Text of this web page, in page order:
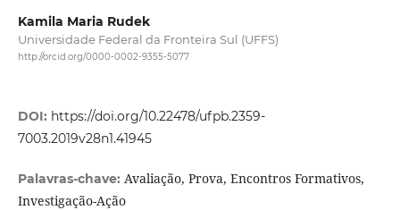
Kamila Maria Rudek
Universidade Federal da Fronteira Sul (UFFS)
http://orcid.org/0000-0002-9355-5077
DOI: https://doi.org/10.22478/ufpb.2359-
7003.2019v28n1.41945
Palavras-chave: Avaliação, Prova, Encontros Formativos,
Investigação-Ação